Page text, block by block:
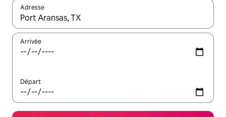
Adresse
Lorsque les résultats s'affichent, utilisez les flèches vers le
Arrivée
Départ